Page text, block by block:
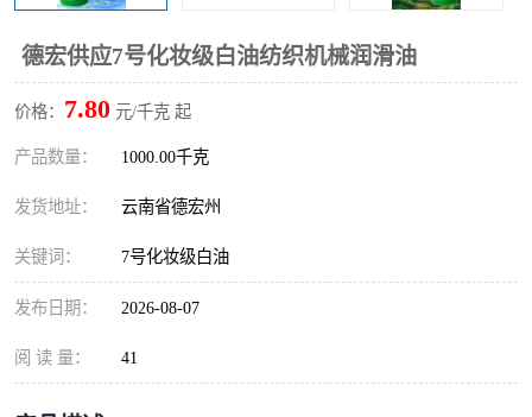
德宏供应7号化妆级白油纺织机械润滑油
价格： 7.80 元/千克 起
产品数量： 1000.00千克
发货地址： 云南省德宏州
关键词： 7号化妆级白油
发布日期： 2026-08-07
阅 读 量： 41